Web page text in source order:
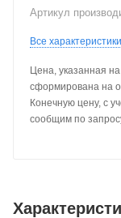
Артикул
Все характеристики
Цена, указанная
сформирована на
Конечную цену, с
сообщим по